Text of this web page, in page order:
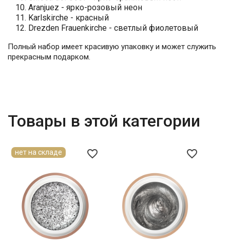
Aranjuez - ярко-розовый неон
Karlskirche - красный
Drezden Frauenkirche - светлый фиолетовый
Полный набор имеет красивую упаковку и может служить
прекрасным подарком.
Товары в этой категории
favorite_border
нет на складе favorite_border